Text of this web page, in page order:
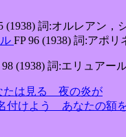
(1938) 詞:オルレアン，
FP 96 (1938) 詞:アポリ
98 (1938) 詞:エリュアー
たは見る 夜の炎が
付けよう あなたの額